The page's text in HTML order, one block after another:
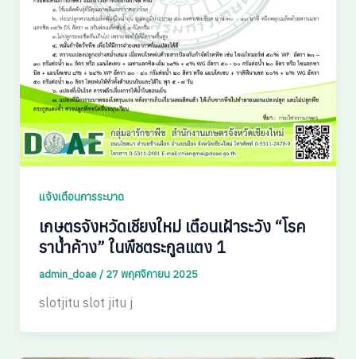
แจ้งเตือนการระบาด
เกษตรจังหวัดเชียงใหม่ เตือนเฝ้าระวัง “โรค
ราน้ำค้าง” ในพืชตระกูลแตง 1
admin_doae/ 27 พฤศจิกายน 2025
slotjitu slot jitu j